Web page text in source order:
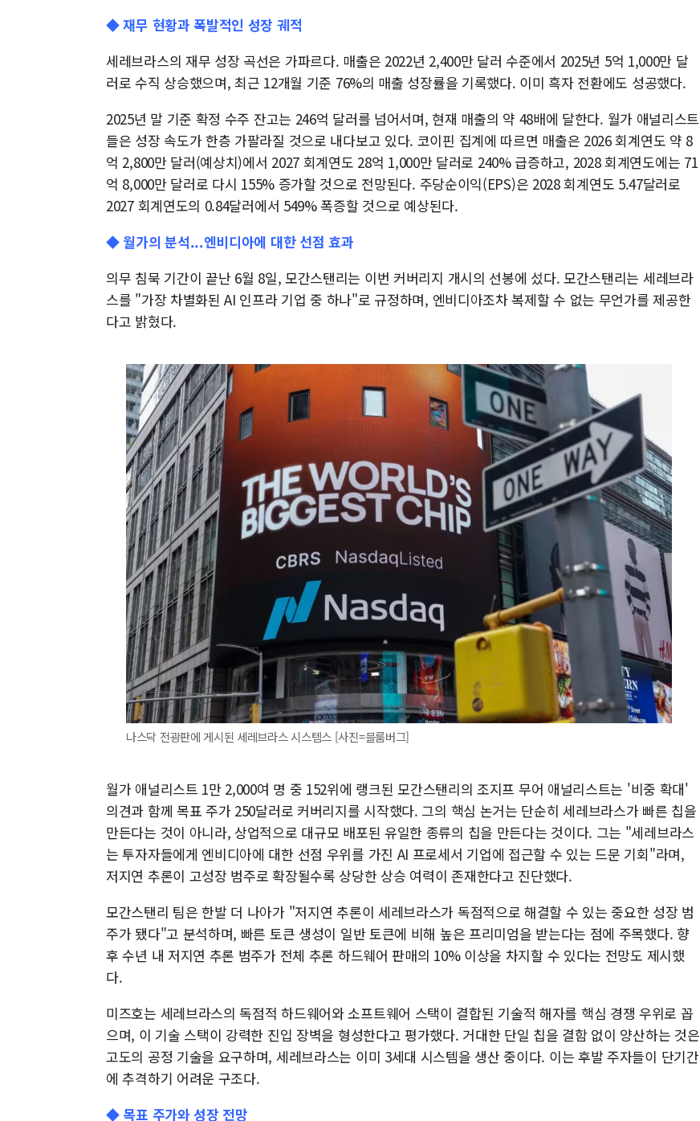
◆ 재무 현황과 폭발적인 성장 궤적
세레브라스의 재무 성장 곡선은 가파르다. 매출은 2022년 2,400만 달러 수준에서 2025년 5억 1,000만 달
러로 수직 상승했으며, 최근 12개월 기준 76%의 매출 성장률을 기록했다. 이미 흑자 전환에도 성공했다.
2025년 말 기준 확정 수주 잔고는 246억 달러를 넘어서며, 현재 매출의 약 48배에 달한다. 월가 애널리스트
들은 성장 속도가 한층 가팔라질 것으로 내다보고 있다. 코이핀 집계에 따르면 매출은 2026 회계연도 약 8
억 2,800만 달러(예상치)에서 2027 회계연도 28억 1,000만 달러로 240% 급증하고, 2028 회계연도에는 71
억 8,000만 달러로 다시 155% 증가할 것으로 전망된다. 주당순이익(EPS)은 2028 회계연도 5.47달러로
2027 회계연도의 0.84달러에서 549% 폭증할 것으로 예상된다.
◆ 월가의 분석...엔비디아에 대한 선점 효과
의무 침묵 기간이 끝난 6월 8일, 모간스탠리는 이번 커버리지 개시의 선봉에 섰다. 모간스탠리는 세레브라
스를 "가장 차별화된 AI 인프라 기업 중 하나"로 규정하며, 엔비디아조차 복제할 수 없는 무언가를 제공한
다고 밝혔다.
나스닥 전광판에 게시된 세레브라스 시스템스 [사진=블룸버그]
월가 애널리스트 1만 2,000여 명 중 152위에 랭크된 모간스탠리의 조지프 무어 애널리스트는 '비중 확대'
의견과 함께 목표 주가 250달러로 커버리지를 시작했다. 그의 핵심 논거는 단순히 세레브라스가 빠른 칩을
만든다는 것이 아니라, 상업적으로 대규모 배포된 유일한 종류의 칩을 만든다는 것이다. 그는 "세레브라스
는 투자자들에게 엔비디아에 대한 선점 우위를 가진 AI 프로세서 기업에 접근할 수 있는 드문 기회"라며,
저지연 추론이 고성장 범주로 확장될수록 상당한 상승 여력이 존재한다고 진단했다.
모간스탠리 팀은 한발 더 나아가 "저지연 추론이 세레브라스가 독점적으로 해결할 수 있는 중요한 성장 범
주가 됐다"고 분석하며, 빠른 토큰 생성이 일반 토큰에 비해 높은 프리미엄을 받는다는 점에 주목했다. 향
후 수년 내 저지연 추론 범주가 전체 추론 하드웨어 판매의 10% 이상을 차지할 수 있다는 전망도 제시했
다.
미즈호는 세레브라스의 독점적 하드웨어와 소프트웨어 스택이 결합된 기술적 해자를 핵심 경쟁 우위로 꼽
으며, 이 기술 스택이 강력한 진입 장벽을 형성한다고 평가했다. 거대한 단일 칩을 결함 없이 양산하는 것은
고도의 공정 기술을 요구하며, 세레브라스는 이미 3세대 시스템을 생산 중이다. 이는 후발 주자들이 단기간
에 추격하기 어려운 구조다.
◆ 목표 주가와 성장 전망